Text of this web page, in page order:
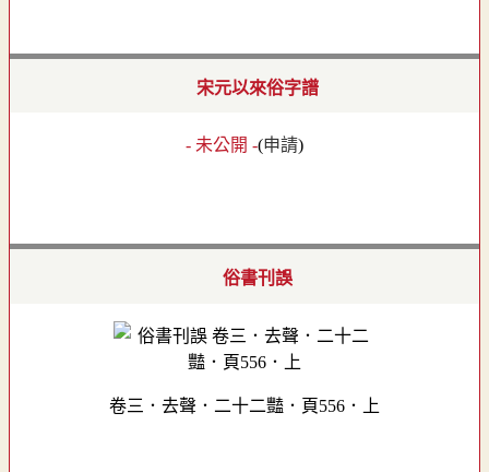
宋元以來俗字譜
- 未公開 -(申請)
俗書刊誤
卷三．去聲．二十二豔．頁556．上